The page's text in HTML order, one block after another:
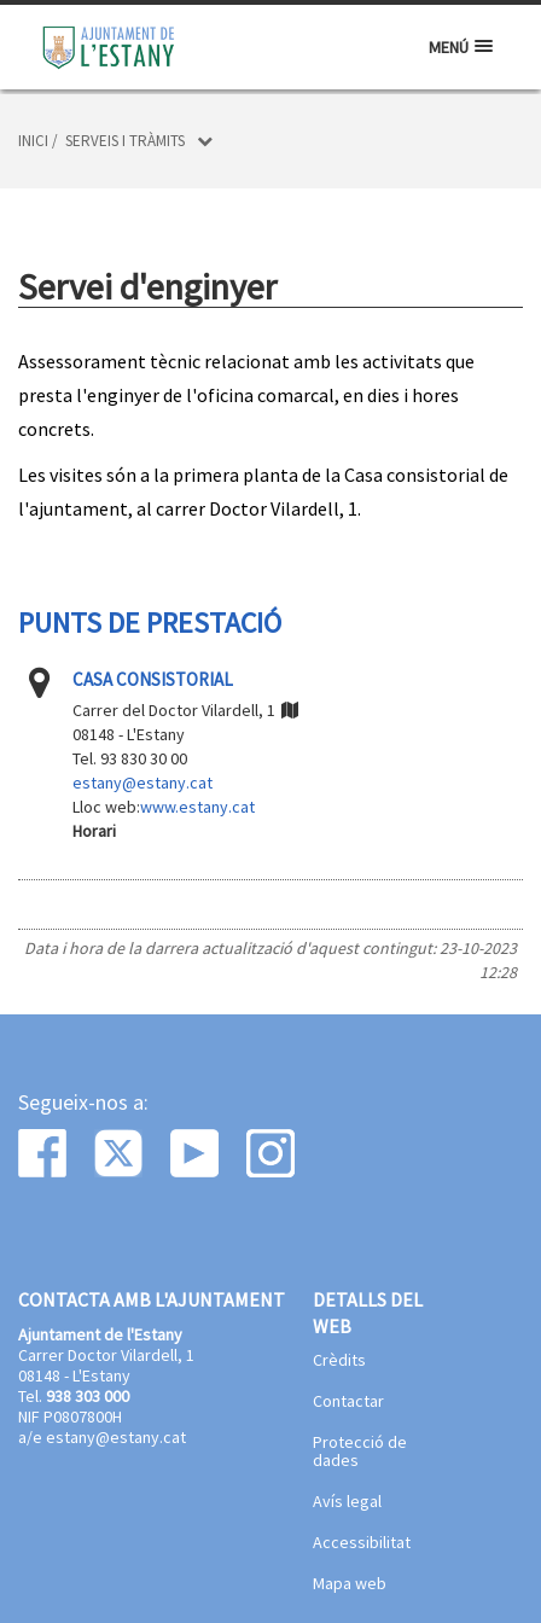
MENÚ
INICI / SERVEIS I TRÀMITS
Servei d'enginyer
Assessorament tècnic relacionat amb les activitats que
presta l'enginyer de l'oficina comarcal, en dies i hores
concrets.
Les visites són a la primera planta de la Casa consistorial de
l'ajuntament, al carrer Doctor Vilardell, 1.
PUNTS DE PRESTACIÓ
CASA CONSISTORIAL
Carrer del Doctor Vilardell, 1
08148 - L'Estany
Tel. 93 830 30 00
estany@estany.cat
Lloc web:www.estany.cat
Horari
Data i hora de la darrera actualització d'aquest contingut:23-10-2023
12:28
Segueix-nos a:
CONTACTA AMB L'AJUNTAMENT
Ajuntament de l'Estany
Carrer Doctor Vilardell, 1
08148 - L'Estany
Tel. 938 303 000
NIF P0807800H
a/e estany@estany.cat
DETALLS DEL
WEB
Crèdits
Contactar
Protecció de
dades
Avís legal
Accessibilitat
Mapa web